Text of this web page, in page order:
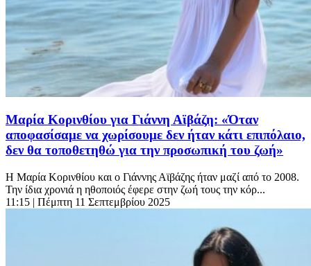
Μαρία Κορινθίου για Γιάννη Αϊβάζη: «Όταν
αποφασίσαμε να χωρίσουμε δεν ήταν κάτι επιπόλαιο,
δεν θα τοποθετηθώ για την προσωπική του ζωή»
Η Μαρία Κορινθίου και ο Γιάννης Αϊβάζης ήταν μαζί από το 2008.
Την ίδια χρονιά η ηθοποιός έφερε στην ζωή τους την κόρ...
11:15 | Πέμπτη 11 Σεπτεμβρίου 2025